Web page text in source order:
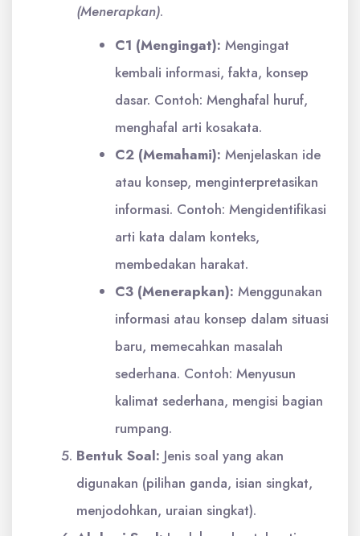
(Menerapkan).
C1 (Mengingat): Mengingat
kembali informasi, fakta, konsep
dasar. Contoh: Menghafal huruf,
menghafal arti kosakata.
C2 (Memahami): Menjelaskan ide
atau konsep, menginterpretasikan
informasi. Contoh: Mengidentifikasi
arti kata dalam konteks,
membedakan harakat.
C3 (Menerapkan): Menggunakan
informasi atau konsep dalam situasi
baru, memecahkan masalah
sederhana. Contoh: Menyusun
kalimat sederhana, mengisi bagian
rumpang.
Bentuk Soal: Jenis soal yang akan
digunakan (pilihan ganda, isian singkat,
menjodohkan, uraian singkat).